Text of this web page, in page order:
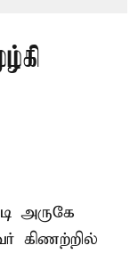
அருகே
கிணற்றில்